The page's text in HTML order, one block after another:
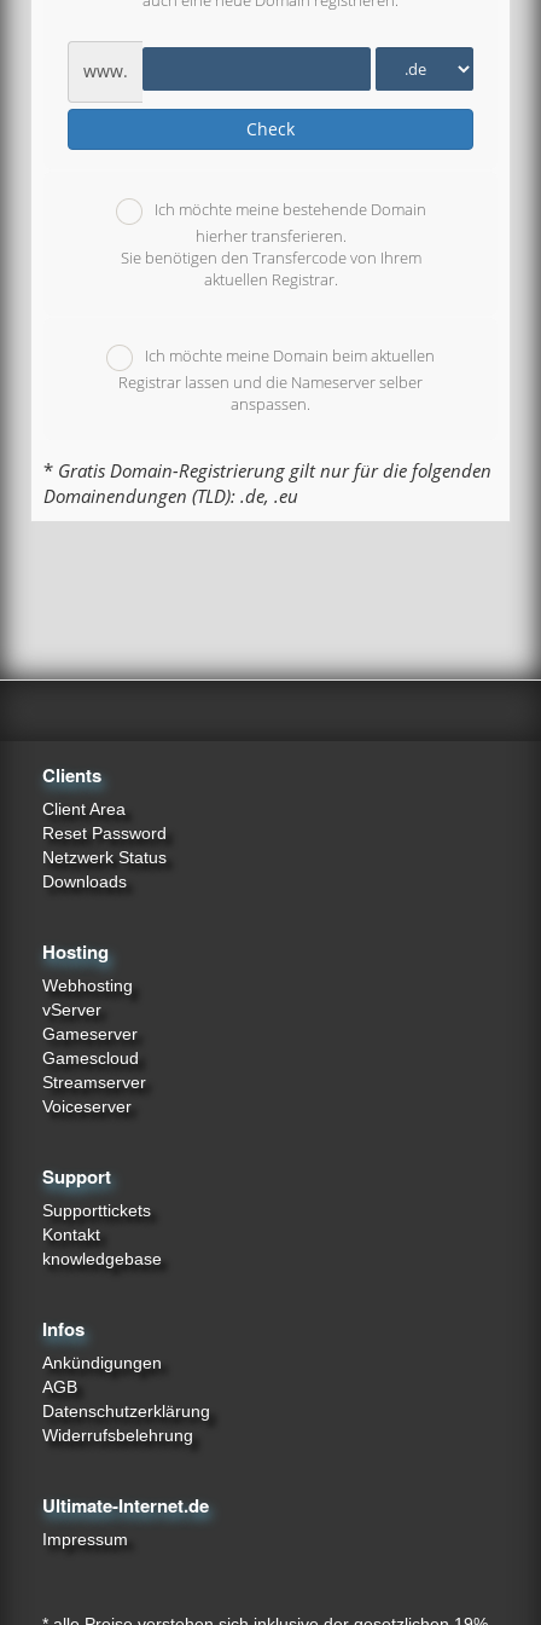
www.
Check
Ich möchte meine bestehende Domain
hierher transferieren.
Sie benötigen den Transfercode von Ihrem
aktuellen Registrar.
Ich möchte meine Domain beim aktuellen
Registrar lassen und die Nameserver selber
anspassen.
* Gratis Domain-Registrierung gilt nur für die folgenden
Domainendungen (TLD): .de, .eu
Clients
Client Area
Reset Password
Netzwerk Status
Downloads
Hosting
Webhosting
vServer
Gameserver
Gamescloud
Streamserver
Voiceserver
Support
Supporttickets
Kontakt
knowledgebase
Infos
Ankündigungen
AGB
Datenschutzerklärung
Widerrufsbelehrung
Ultimate-Internet.de
Impressum